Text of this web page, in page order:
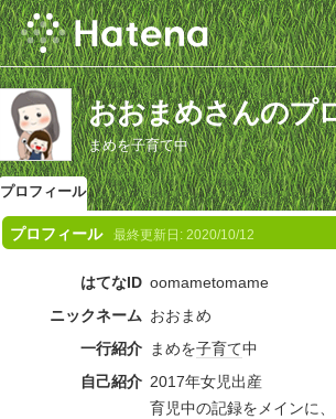
おおまめさんのプ
まめを子育て中
プロフィール
プロフィール 最終更新日: 2020/10/12
はてなID oomametomame
ニックネーム おおまめ
一行紹介 まめを子育て中
自己紹介 2017年女児出産
育児中の記録をメインに、